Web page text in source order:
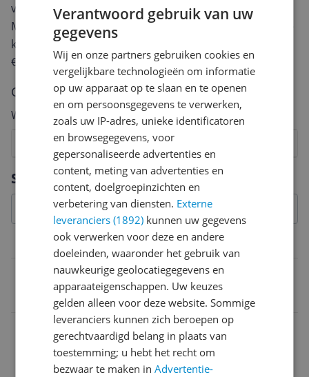
Specificaties
Belangrijkste kenmerken
0026102116784
van een review gemiddeld tussen de 3 en 10 minuten.
Met jouw mening help je andere bezoekers een betere
keuze te maken én maak je iedere maand kans op
€250,-!
Klik hier voor de actievoorwaarden.
Cijfer
Welk cijfer geef jij dit product?
6
5
4
3
2
Vraag 1 van 4
Verantwoord gebruik van uw
gegevens
Wij en onze partners gebruiken cookies en
vergelijkbare technologieën om informatie
op uw apparaat op te slaan en te openen
en om persoonsgegevens te verwerken,
zoals uw IP-adres, unieke identificatoren
en browsegegevens, voor
gepersonaliseerde advertenties en
content, meting van advertenties en
content, doelgroepinzichten en
verbetering van diensten. Externe
leveranciers (1892) kunnen uw gegevens
ook verwerken voor deze en andere
doeleinden, waaronder het gebruik van
nauwkeurige geolocatiegegevens en
apparaateigenschappen. Uw keuzes
gelden alleen voor deze website. Sommige
leveranciers kunnen zich beroepen op
gerechtvaardigd belang in plaats van
toestemming; u hebt het recht om
bezwaar te maken inAdvertentie-